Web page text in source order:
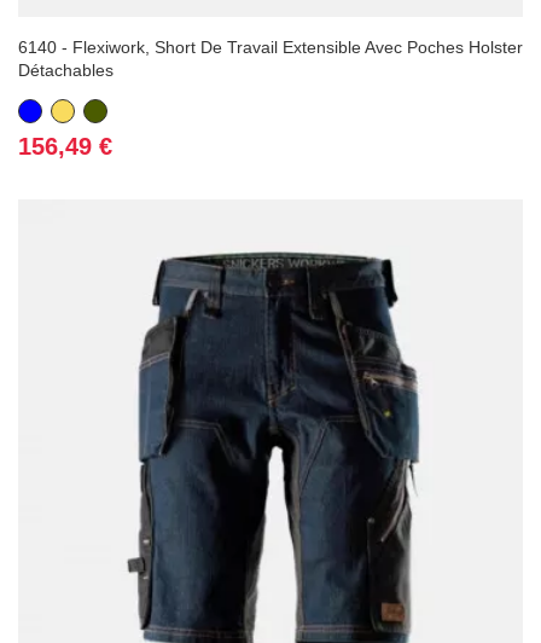
6140 - Flexiwork, Short De Travail Extensible Avec Poches Holster
Détachables
BleuJauneVert
Kaki
Prix
156,49 €